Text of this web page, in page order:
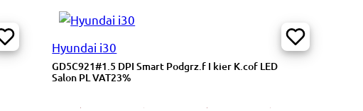
Hyundai i30
GD5C921#1.5 DPI Smart Podgrz.f I kier K.cof LED
Salon PL VAT23%